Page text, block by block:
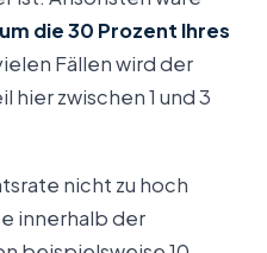
die 30 Prozent Ihres
Fällen wird der
hier zwischen 1 und 3
nicht zu hoch
innerhalb der